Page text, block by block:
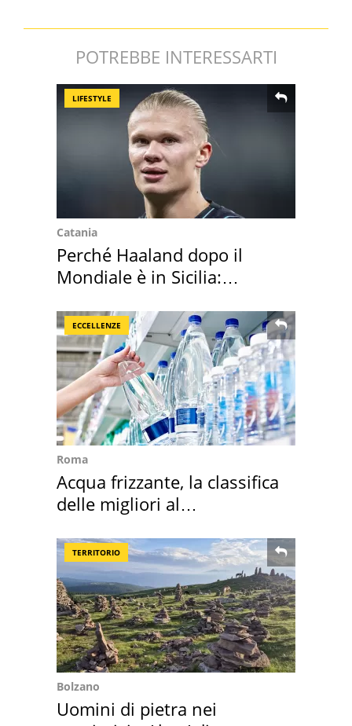
POTREBBE INTERESSARTI
LIFESTYLE
Catania
Perché Haaland dopo il
Mondiale è in Sicilia:
ECCELLENZE
Roma
Acqua frizzante, la classifica
delle migliori al
TERRITORIO
Bolzano
Uomini di pietra nei